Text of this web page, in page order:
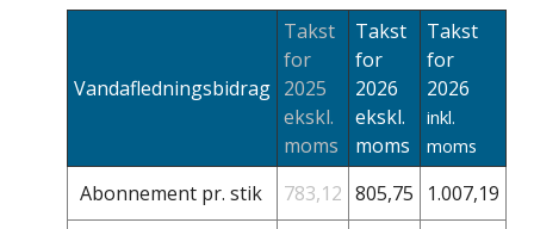
Vandafledningsbidrag
Takst
for
2025
ekskl.
moms
Takst
for
2026
ekskl.
moms
Takst
for
2026
inkl.
moms
Abonnement pr. stik 783,12 805,75 1.007,19